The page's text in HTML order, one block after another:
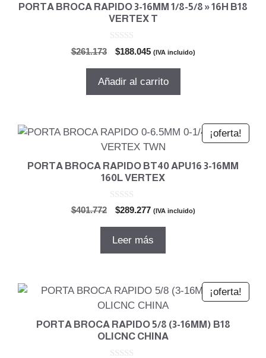
PORTA BROCA RAPIDO 3-16MM 1/8-5/8 » 16H B18
VERTEX T
$261.173
El
original
era:
$188.045El
actual
es:
(IVA incluido)
Añadir al carrito
¡oferta!
PORTA BROCA RAPIDO BT40 APU16 3-16MM
160L VERTEX
$401.772
El
original
$289.277El(IVA incluido)
Leer más
¡oferta!
PORTA BROCA RAPIDO 5/8 (3-16MM) B18
OLICNC CHINA